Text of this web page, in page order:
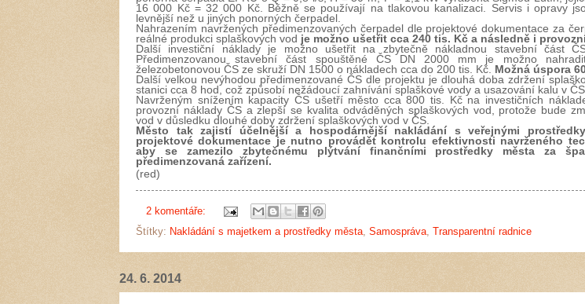
16 000 Kč = 32 000 Kč. Běžně se používají na tlakovou kanalizaci. Servis i opravy
levnější než u jiných ponorných čerpadel.
Nahrazením navržených předimenzovaných čerpadel dle projektové dokumentace za
reálné produkci splaškových vod je možno ušetřit cca 240 tis. Kč a následně i
Další investiční náklady je možno ušetřit na zbytečně nákladnou stavební část
Předimenzovanou stavební část spouštěné ČS DN 2000 mm je možno
železobetonovou ČS ze skruží DN 1500 o nákladech cca do 200 tis. Kč. Možná úspora
Další velkou nevýhodou předimenzované ČS dle projektu je dlouhá doba zdržení
stanici cca 8 hod, což způsobí nežádoucí zahnívání splaškové vody a usazování kalu v
Navrženým snížením kapacity ČS ušetří město cca 800 tis. Kč na investičních
provozní náklady ČS a zlepší se kvalita odváděných splaškových vod, protože bude
vod v důsledku dlouhé doby zdržení splaškových vod v ČS.
Město tak zajistí účelnější a hospodárnější nakládání s veřejnými
projektové dokumentace je nutno provádět kontrolu efektivnosti navrženého
aby se zamezilo zbytečnému plýtvání finančními prostředky města za
předimenzovaná zařízení.
(red)
2 komentáře:
Štítky: Nakládání s majetkem a prostředky města, Samospráva, Transparentní radnice
24. 6. 2014